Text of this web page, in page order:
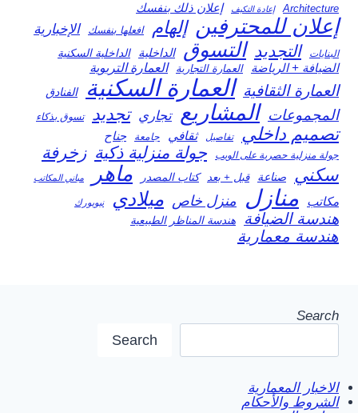
Architecture إعادة التكيف إعلان ذلك بنفسك
إعلان للمحترفين إلهام افعلها بنفسك الإخبارية
البنايات التجديد التسوق الداخلية الداخلية السكنية
الضيافة + الرياضة العمارة التجارية العمارة التربوية
العمارة الثقافية العمارة السكنية الفنادق
المجموعات المشاريع تجاري تجديد تسوق بذكاء
تصميم داخلي تفاصيل ثقافي جامعة جناح
جولة منزلية حصرية على الويب جولة منزلية ذكية زخرفة
سكني صناعة قبل + بعد كتاب المصدر ماهر مباني المكاتب
مكاتب منازل منزل خاص ميلادي نيويورك
هندسة الضيافة هندسة المناظر الطبيعية
هندسة معمارية
Search
Search
الاخبار المعمارية
الشروط والأحكام